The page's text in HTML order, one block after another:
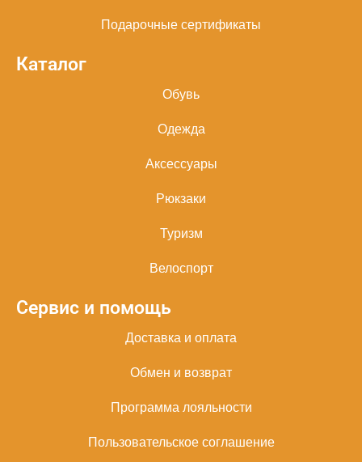
Подарочные сертификаты
Каталог
Обувь
Одежда
Аксессуары
Рюкзаки
Туризм
Велоспорт
Сервис и помощь
Доставка и оплата
Обмен и возврат
Программа лояльности
Пользовательское соглашение